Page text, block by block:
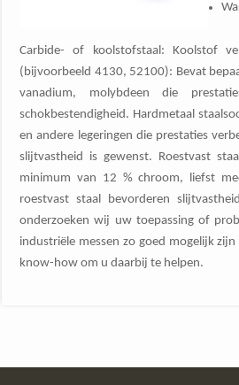
Carbide- of koolstofstaal: Koolstof
(bijvoorbeeld 4130, 52100): Bevat
vanadium, molybdeen die
schokbestendigheid. Hardmetaal
en andere legeringen die prestaties
slijtvastheid is gewenst. Roestvast
minimum van 12 % chroom, liefst
roestvast staal bevorderen
onderzoeken wij uw toepassing of
industriële messen zo goed mogelijk
know-how om u daarbij te helpen.